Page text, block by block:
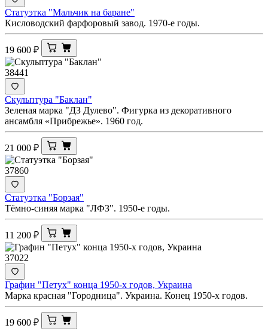
Статуэтка "Мальчик на баране"
Кисловодский фарфоровый завод. 1970-е годы.
19 600 ₽
38441
Скульптура "Баклан"
Зеленая марка "ДЗ Дулево". Фигурка из декоративного
ансамбля «Прибрежье». 1960 год.
21 000 ₽
37860
Статуэтка "Борзая"
Тёмно-синяя марка "ЛФЗ". 1950-е годы.
11 200 ₽
37022
Графин "Петух" конца 1950-х годов, Украина
Марка красная "Городница". Украина. Конец 1950-х годов.
19 600 ₽